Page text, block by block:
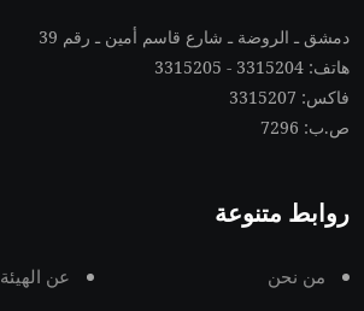
دمشق ـ الروضة ـ شارع قاسم أمين ـ رقم 39
هاتف: 3315204 - 3315205
فاكس: 3315207
ص.ب: 7296
روابط متنوعة
من نحن عن الهيئة